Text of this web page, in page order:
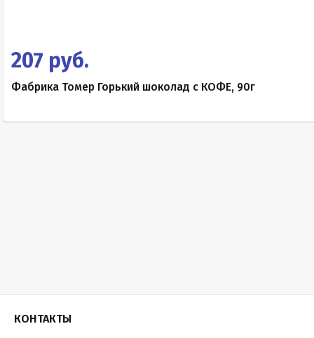
207 руб.
Фабрика Томер Горький шоколад с КОФЕ, 90г
КОНТАКТЫ